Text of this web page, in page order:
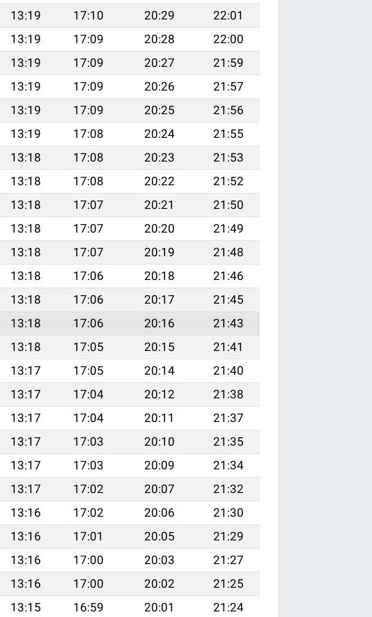
13:19 17:10 20:29
22:01
13:19 17:09 20:28
22:00
13:19 17:09 20:27
21:59
13:19 17:09 20:26
21:57
13:19 17:09 20:25
21:56
13:19 17:08 20:24
21:55
13:18 17:08 20:23
21:53
13:18 17:08 20:22
21:52
13:18 17:07 20:21
21:50
13:18 17:07 20:20
21:49
13:18 17:07 20:19
21:48
13:18 17:06 20:18
21:46
13:18 17:06 20:17
21:45
13:18 17:06 20:16
21:43
13:18 17:05 20:15
21:41
13:17 17:05 20:14
21:40
13:17 17:04 20:12
21:38
13:17 17:04 20:11
21:37
13:17 17:03 20:10
21:35
13:17 17:03 20:09
21:34
13:17 17:02 20:07
21:32
13:16 17:02 20:06
21:30
13:16 17:01 20:05
21:29
13:16 17:00 20:03
21:27
13:16 17:00 20:02
21:25
13:15 16:59 20:01
21:24